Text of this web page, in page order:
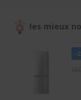
les mieux
-